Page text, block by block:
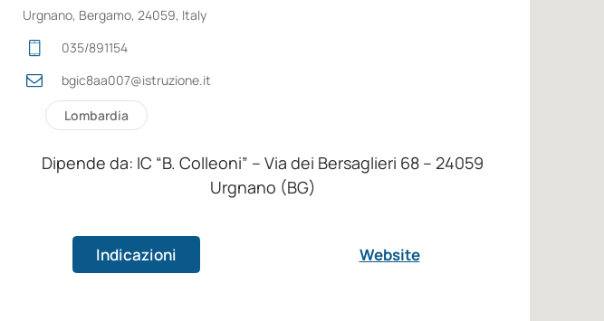
Urgnano, Bergamo, 24059, Italy
035/891154
bgic8aa007@istruzione.it
Lombardia
Dipende da: IC “B. Colleoni” – Via dei Bersaglieri 68 – 24059
Urgnano (BG)
Indicazioni Website